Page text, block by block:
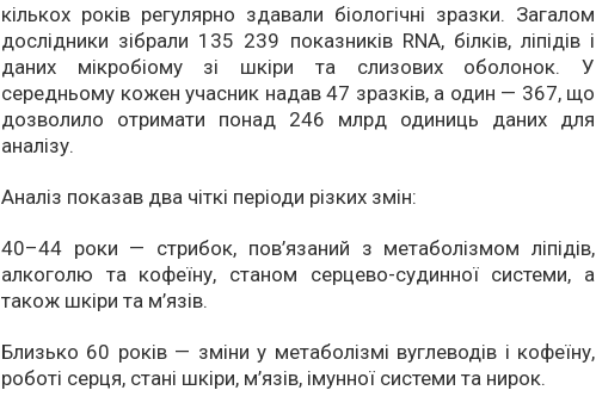
кількох років регулярно здавали біологічні зразки. Загалом
дослідники зібрали 135 239 показників RNA, білків, ліпідів і
даних мікробіому зі шкіри та слизових оболонок. У
середньому кожен учасник надав 47 зразків, а один — 367, що
дозволило отримати понад 246 млрд одиниць даних для
аналізу.
Аналіз показав два чіткі періоди різких змін:
40–44 роки — стрибок, пов’язаний з метаболізмом ліпідів,
алкоголю та кофеїну, станом серцево-судинної системи, а
також шкіри та м’язів.
Близько 60 років — зміни у метаболізмі вуглеводів і кофеїну,
роботі серця, стані шкіри, м’язів, імунної системи та нирок.